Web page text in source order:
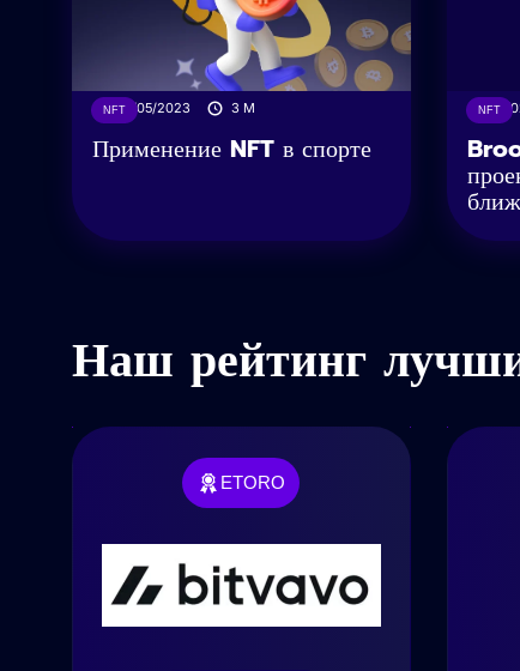
NFT20/05/2023 3 M
Применение NFT в спорте
NFT27/
Наш рейтинг
ETORO